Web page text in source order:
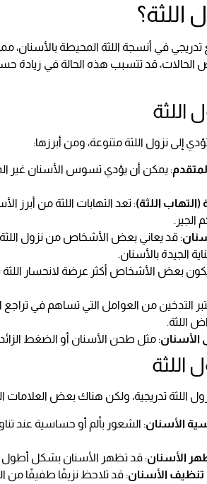
اللثة؟
تدريجي في أنسجة اللثة المحيطة بالأسنان،
قد تتسبب هذه الحالة في زيادة
اللثة
إلى نزول اللثة متنوعة، ومن أبرزها:
: يمكن أن يؤدي تسوس الأسنان غير
(التهاب اللثة): تعد التهابات اللثة من أبرز
الجير.
: قد يعاني بعض الأشخاص من نزول اللثة
الجيدة بالأسنان.
بعض الأشخاص أكثر عرضة لانحسار اللثة
التدخين من العوامل التي تساهم في تراجع
اللثة.
الأسنان: مثل طحن الأسنان أو الضغط
اللثة
اللثة تدريجية، ولكن هناك بعض العلامات
الأسنان: الشعور بألم أو حساسية عند
الأسنان: قد تظهر الأسنان بشكل أطول
تنظيف الأسنان: قد تلاحظ نزيفًا طفيفًا من